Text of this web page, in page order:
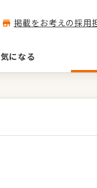
掲載をお考えの採用
気になる